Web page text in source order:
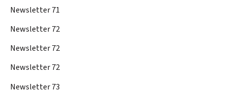
Newsletter 71
Newsletter 72
Newsletter 72
Newsletter 72
Newsletter 73